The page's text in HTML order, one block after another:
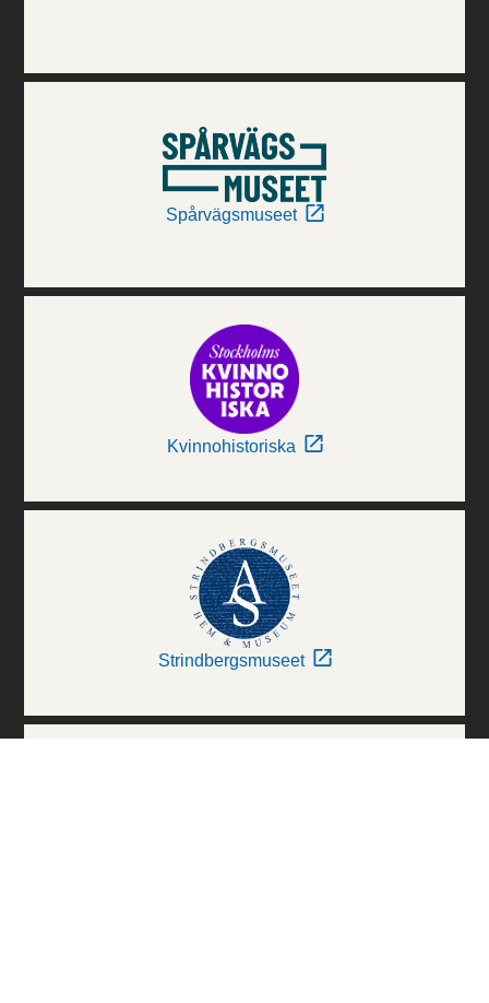
Spårvägsmuseet
Kvinnohistoriska
Strindbergsmuseet